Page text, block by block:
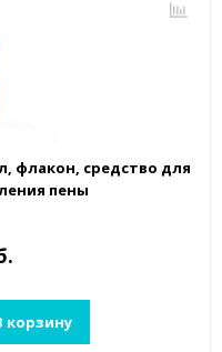
флакон, средство для
пены
корзину